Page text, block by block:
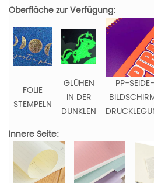
Oberfläche zur Verfügung:
FOLIE
STEMPELN
GLÜHEN
IN DER
DUNKLEN
PP-SEIDE-
Innere Seite: